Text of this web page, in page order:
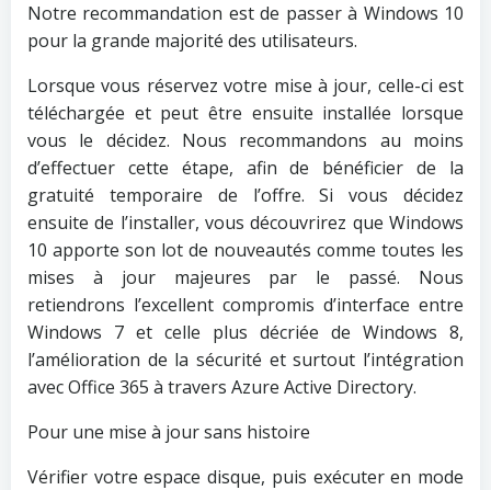
Notre recommandation est de passer à Windows 10
pour la grande majorité des utilisateurs.
Lorsque vous réservez votre mise à jour, celle-ci est
téléchargée et peut être ensuite installée lorsque
vous le décidez. Nous recommandons au moins
d’effectuer cette étape, afin de bénéficier de la
gratuité temporaire de l’offre. Si vous décidez
ensuite de l’installer, vous découvrirez que Windows
10 apporte son lot de nouveautés comme toutes les
mises à jour majeures par le passé. Nous
retiendrons l’excellent compromis d’interface entre
Windows 7 et celle plus décriée de Windows 8,
l’amélioration de la sécurité et surtout l’intégration
avec Office 365 à travers Azure Active Directory.
Pour une mise à jour sans histoire
Vérifier votre espace disque, puis exécuter en mode